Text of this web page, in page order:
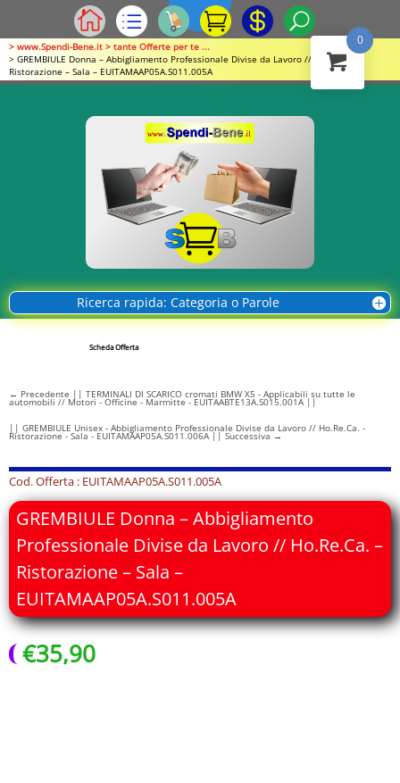
> www.Spendi-Bene.it > tante Offerte per te ...
> GREMBIULE Donna – Abbigliamento Professionale Divise da Lavoro // Ho.Re.Ca. –
Ristorazione – Sala – EUITAMAAP05A.S011.005A
Ricerca rapida: Categoria o Parole
Scheda Offerta
← Precedente || TERMINALI DI SCARICO cromati BMW X5 - Applicabili su tutte le
automobili // Motori - Officine - Marmitte - EUITAABTE13A.S015.001A ||
|| GREMBIULE Unisex - Abbigliamento Professionale Divise da Lavoro // Ho.Re.Ca. -
Ristorazione - Sala - EUITAMAAP05A.S011.006A || Successiva →
Cod. Offerta : EUITAMAAP05A.S011.005A
GREMBIULE Donna – Abbigliamento
Professionale Divise da Lavoro // Ho.Re.Ca. –
Ristorazione – Sala –
EUITAMAAP05A.S011.005A
€35,90
0